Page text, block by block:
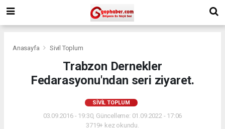
Anasayfa Sivil Toplum
Trabzon Dernekler
Fedarasyonu'ndan seri ziyaret.
SIVIL TOPLUM
03.09.2016 - 19:30, Güncelleme: 01.09.2022 - 17:06
3719+ kez okundu.